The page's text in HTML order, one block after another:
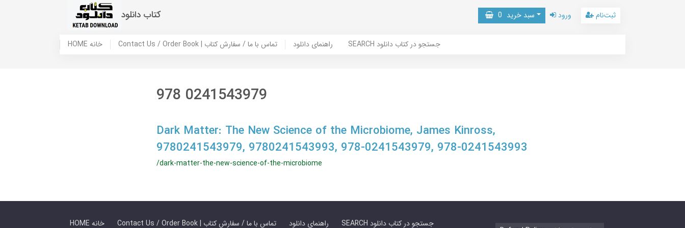
کتاب دانلود سبد خرید 0 ورود ثبت‌نام
HOME خانه Contact Us / Order Book | تماس با ما / سفارش کتاب راهنمای دانلود SEARCH جستجو در کتاب دانلود
978 0241543979
Dark Matter: The New Science of the Microbiome, James Kinross,
9780241543979, 9780241543993, 978-0241543979, 978-0241543993
/dark-matter-the-new-science-of-the-microbiome
HOME خانه Contact Us / Order Book | تماس با ما / سفارش کتاب راهنمای دانلود SEARCH جستجو در کتاب دانلود